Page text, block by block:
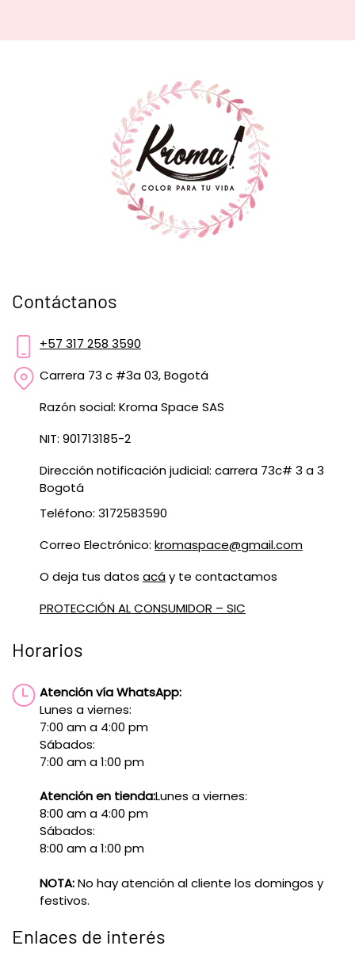
Contáctanos
+57 317 258 3590
Carrera 73 c #3a 03, Bogotá
Razón social: Kroma Space SAS
NIT: 901713185-2
Dirección notificación judicial: carrera 73c# 3 a 3
Bogotá
Teléfono: 3172583590
Correo Electrónico: kromaspace@gmail.com
O deja tus datos acáy te contactamos
PROTECCIÓN AL CONSUMIDOR – SIC
Horarios
Atención vía WhatsApp:
Lunes a viernes:
7:00 am a 4:00 pm
Sábados:
7:00 am a 1:00 pm
Atención en tienda:Lunes a viernes:
8:00 am a 4:00 pm
Sábados:
8:00 am a 1:00 pm
NOTA:No hay atención al cliente los domingos y
festivos.
Enlaces de interés